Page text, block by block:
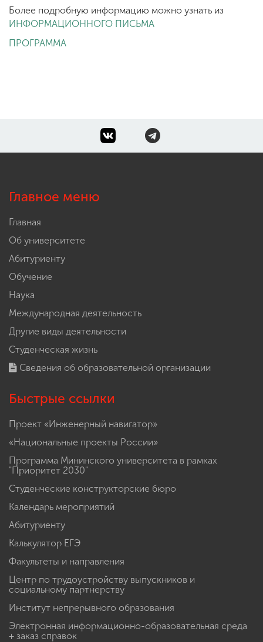
Более подробную информацию можно узнать из
ИНФОРМАЦИОННОГО ПИСЬМА
ПРОГРАММА
Главное меню
Главная
Об университете
Абитуриенту
Обучение
Наука
Международная деятельность
Другие виды деятельности
Студенческая жизнь
Сведения об образовательной организации
Быстрые ссылки
Проект «Инженерный навигатор»
«Национальные проекты России»
Программа Мининского университета в рамках
"Приоритет 2030"
Студенческие конструкторские бюро
Календарь мероприятий
Абитуриенту
Калькулятор ЕГЭ
Факультеты и направления
Центр по трудоустройству выпускников и
социальному партнерству
Институт непрерывного образования
Электронная информационно-образовательная среда
+ заказ справок